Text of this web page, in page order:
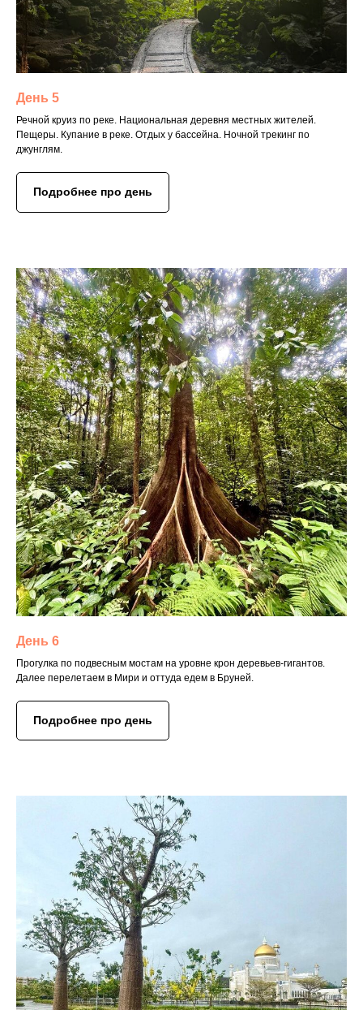
День 5
Речной круиз по реке. Национальная деревня местных жителей.
Пещеры. Купание в реке. Отдых у бассейна. Ночной трекинг по
джунглям.
Подробнее про день
День 6
Прогулка по подвесным мостам на уровне крон деревьев-гигантов.
Далее перелетаем в Мири и оттуда едем в Бруней.
Подробнее про день